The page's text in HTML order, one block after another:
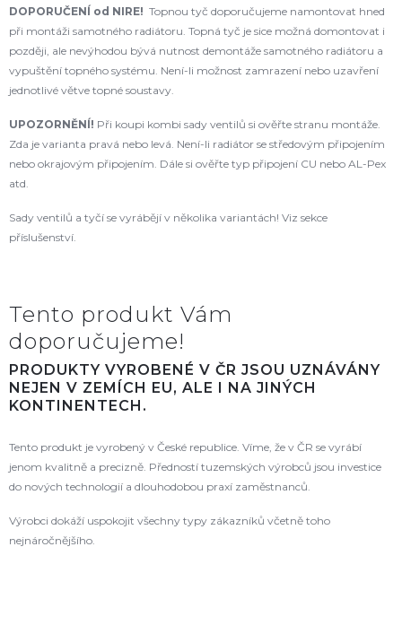
DOPORUČENÍ od NIRE! Topnou tyč doporučujeme namontovat hned
při montáži samotného radiátoru. Topná tyč je sice možná domontovat i
později, ale nevýhodou bývá nutnost demontáže samotného radiátoru a
vypuštění topného systému. Není-li možnost zamrazení nebo uzavření
jednotlivé větve topné soustavy.
UPOZORNĚNÍ! Při koupi kombi sady ventilů si ověřte stranu montáže.
Zda je varianta pravá nebo levá. Není-li radiátor se středovým připojením
nebo okrajovým připojením. Dále si ověřte typ připojení CU nebo AL-Pex
atd.
Sady ventilů a tyčí se vyrábějí v několika variantách! Viz sekce
příslušenství.
Tento produkt Vám
doporučujeme!
PRODUKTY VYROBENÉ V ČR JSOU UZNÁVÁNY
NEJEN V ZEMÍCH EU, ALE I NA JINÝCH
KONTINENTECH.
Tento produkt je vyrobený v České republice. Víme, že v ČR se vyrábí
jenom kvalitně a precizně. Předností tuzemských výrobců jsou investice
do nových technologií a dlouhodobou praxí zaměstnanců.
Výrobci dokáží uspokojit všechny typy zákazníků včetně toho
nejnáročnějšího.